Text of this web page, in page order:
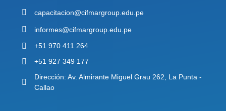
capacitacion@cifmargroup.edu.pe
informes@cifmargroup.edu.pe
+51 970 411 264
+51 927 349 177
Dirección: Av. Almirante Miguel Grau 262, La Punta -
Callao